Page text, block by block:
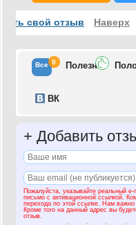
Отзывы
свой отзыв Наверх
Все 0 Полезн
ВК
+ Добавить
Пожалуйста, указывайте реальный
письмо с активационной ссылкой.
перехода по этой ссылке. Нам
Кроме того на данный адрес вы
отзыв.